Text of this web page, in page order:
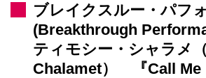
ブレイクスルー・パフ
(Breakthrough
ティモシー・シャラメ
Chalamet） 『Call Me